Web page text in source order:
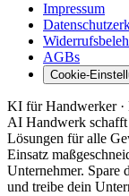
Impressum
AGBs
Cookie-
KI für Handwerker
AI Handwerk schafft
Lösungen für alle
Einsatz
Unternehmer.
und treibe dein